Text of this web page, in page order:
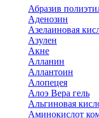
Абразив
Аденозин
Азелаиновая
Азулен
Акне
Алланин
Аллантоин
Алопецея
Алоэ Вера гель
Альгиновая
Аминокислот